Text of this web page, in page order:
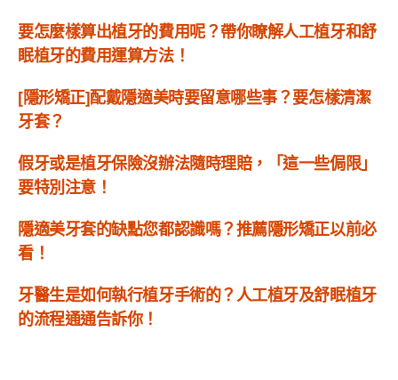
要怎麼樣算出植牙的費用呢？帶你瞭解人工植牙和舒
眠植牙的費用運算方法！
[隱形矯正]配戴隱適美時要留意哪些事？要怎樣清潔
牙套？
假牙或是植牙保險沒辦法隨時理賠，「這一些侷限」
要特別注意！
隱適美牙套的缺點您都認識嗎？推薦隱形矯正以前必
看！
牙醫生是如何執行植牙手術的？人工植牙及舒眠植牙
的流程通通告訴你！